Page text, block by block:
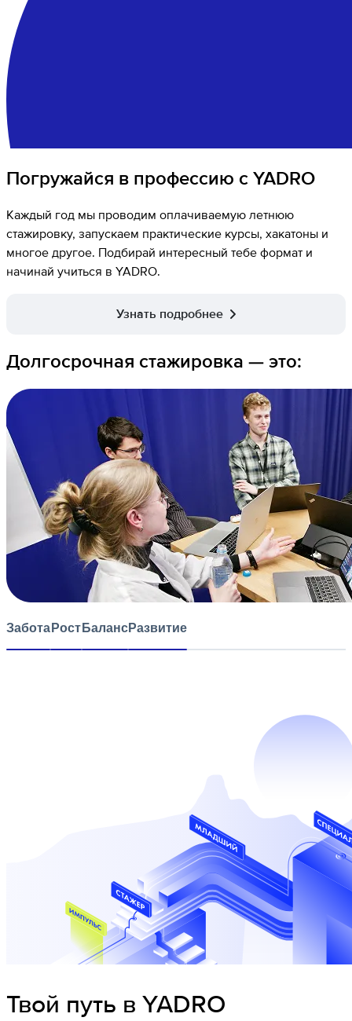
Погружайся в профессию с YADRO
Каждый год мы проводим оплачиваемую летнюю
стажировку, запускаем практические курсы, хакатоны и
многое другое. Подбирай интересный тебе формат и
начинай учиться в YADRO.
Узнать подробнее
Долгосрочная стажировка — это:
Забота Рост БалансРазвитие
Твой путь в YADRO